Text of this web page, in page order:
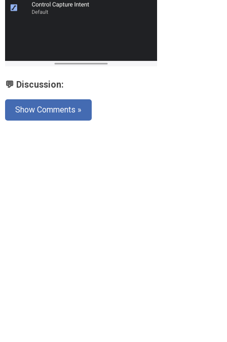
💬 Discussion:
Show Comments »